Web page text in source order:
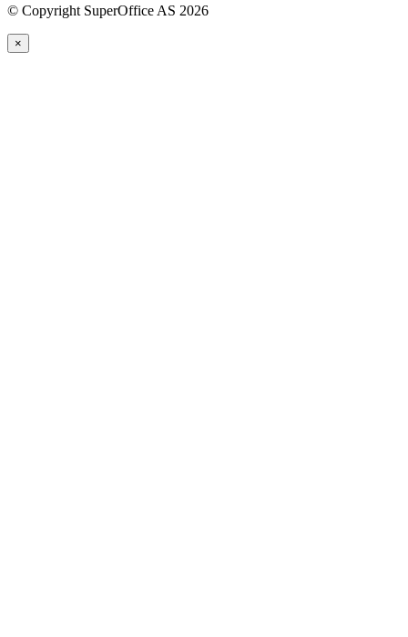
© Copyright SuperOffice AS 2026
×